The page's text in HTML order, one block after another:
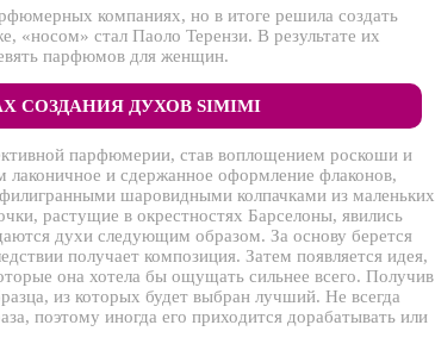
компаниях, но в итоге решила создать
«носом» стал Паоло Терензи. В результате их
парфюмов для женщин.
СОЗДАНИЯ ДУХОВ SIMIMI
парфюмерии, став воплощением роскоши и
лаконичное и сдержанное оформление флаконов,
шаровидными колпачками из маленьких
растущие в окрестностях Барселоны, явились
духи следующим образом. За основу берется
получает композиция. Затем появляется идея,
она хотела бы ощущать сильнее всего. Получив
из которых будет выбран лучший. Не всегда
поэтому иногда его приходится дорабатывать или